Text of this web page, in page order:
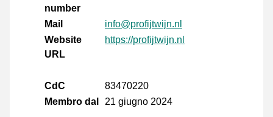
number
Mail
info@profijtwijn.nl
Website
URL
https://profijtwijn.nl
CdC
83470220
Membro dal
21 giugno 2024